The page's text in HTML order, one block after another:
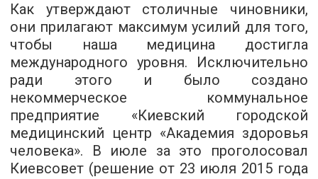
Как утверждают столичные чиновники,
они прилагают максимум усилий для того,
чтобы наша медицина достигла
международного уровня. Исключительно
ради этого и было создано
некоммерческое коммунальное
предприятие «Киевский городской
медицинский центр «Академия здоровья
человека». В июле за это проголосовал
Киевсовет (решение от 23 июля 2015 года